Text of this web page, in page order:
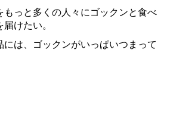
もっと多くの人々にゴックンと食べ
けたい。
には、ゴックンがいっぱいつまって